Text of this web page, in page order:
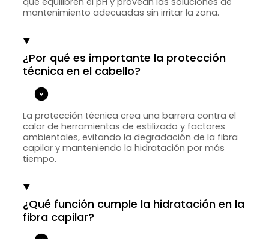
mantenimiento adecuadas sin irritar la zona.
¿Por qué es importante la protección
técnica en el cabello?
La protección técnica crea una barrera contra el
calor de herramientas de estilizado y factores
ambientales, evitando la degradación de la fibra
capilar y manteniendo la hidratación por más
tiempo.
¿Qué función cumple la hidratación en la
fibra capilar?